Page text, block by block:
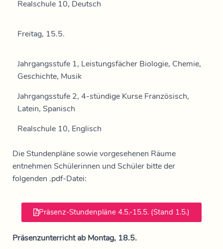
Realschule 10, Deutsch
Freitag, 15.5.
Jahrgangsstufe 1, Leistungsfächer Biologie, Chemie,
Geschichte, Musik
Jahrgangsstufe 2, 4-stündige Kurse Französisch,
Latein, Spanisch
Realschule 10, Englisch
Die Stundenpläne sowie vorgesehenen Räume
entnehmen Schülerinnen und Schüler bitte der
folgenden .pdf-Datei:
Präsenz-Stundenpläne 4.5.-15.5. (Stand 1.5.)
Präsenzunterricht ab Montag, 18.5.